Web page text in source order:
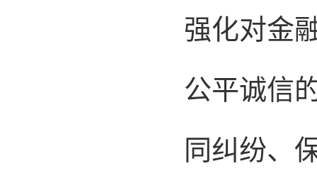
强化对金
公平诚信
同纠纷、